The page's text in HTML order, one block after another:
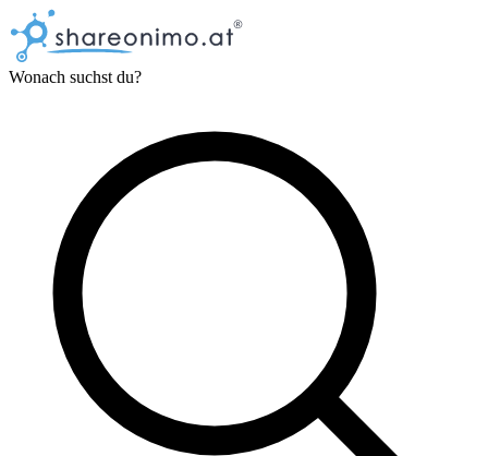
Wonach suchst du?